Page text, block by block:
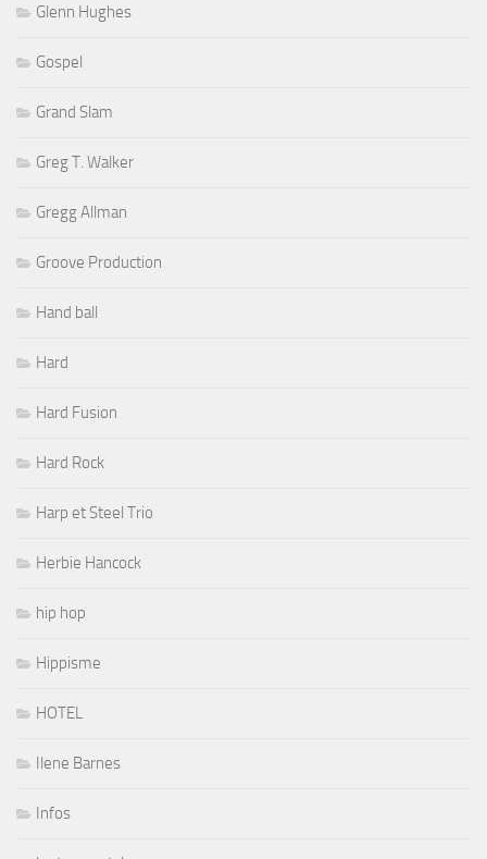
Glenn Hughes
Gospel
Grand Slam
Greg T. Walker
Gregg Allman
Groove Production
Hand ball
Hard
Hard Fusion
Hard Rock
Harp et Steel Trio
Herbie Hancock
hip hop
Hippisme
HOTEL
Ilene Barnes
Infos